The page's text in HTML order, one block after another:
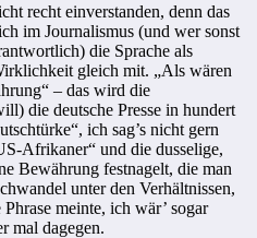
recht einverstanden, denn das
im Journalismus (und wer sonst
die Sprache als
gleich mit. „Als wären
– das wird die
die deutsche Presse in hundert
ich sag’s nicht gern
Afrikaner“ und die dusselige,
Bewährung festnagelt, die man
unter den Verhältnissen,
meinte, ich wär’ sogar
mal dagegen.